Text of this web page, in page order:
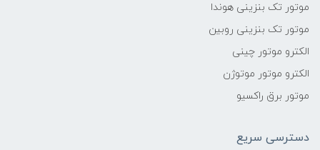
موتور تک بنزینی هوندا
موتور تک بنزینی روبین
الکترو موتور چینی
الکترو موتور موتوژن
موتور برق راکسیو
دسترسی سریع